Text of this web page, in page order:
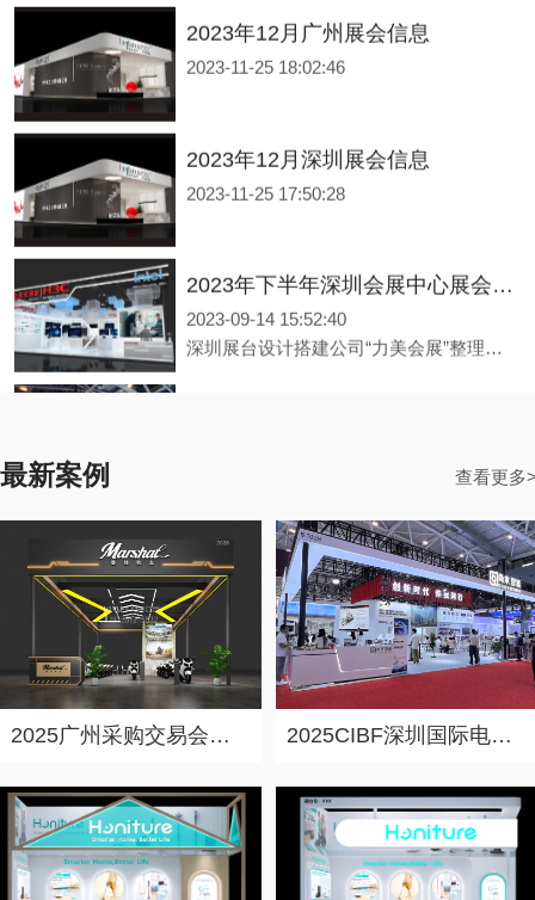
2023年12月广州展会信息
2023-11-25 18:02:46
2023年12月深圳展会信息
2023-11-25 17:50:28
2023年下半年深圳会展中心展会排期信息，展台设计搭建公司推荐
2023-09-14 15:52:40
深圳展台设计搭建公司“力美会展”整理了深圳部分展会主办方公布2023年10-12月开展日期供大家参考—本表信息来源于主办公开信息等。 深圳展会数量众多，都在哪里举行？展会排期具体在什么时间段？接下来由广东展台设计搭建公司【力美会展科技】来为大家推荐：各位小伙伴一定要翻到底部看看评论哦！本篇文章仅供参考，具体开展时间请以主办方信息为主。
深圳展台设计搭建公司“力美会展”整理了深圳部分展会主办方公布2023年10-12月开展日期供大家参考—本表信息来源于主办公开信息等。 深圳展会数量众多，都在哪里举行？展会排期具体在什么时间段？接下来由广东展台设计搭建公司【力美会展科技】来为大家推荐：各位小伙伴一定要翻到底部看看评论哦！本篇文章仅供参考，具体开展时间请以主办方信息为主。
2023年下半年广州广交会展馆展会排期信息，展台设计搭建公司推荐
2023-09-14 15:42:32
广州展台设计搭建公司“力美会展”整理了广州部分展会主办方公布2023年10-12月开展日期供大家参考—本表信息来源于主办公开信息等。 广州展会数量众多，都在哪里举行？展会排期具体在什么时间段？接下来由广东展台设计搭建公司【力美会展科技】来为大家推荐：各位小伙伴一定要翻到底部看看评论哦！本篇文章仅供参考，具体开展时间请以主办方信息为主。
2023年下半年广州保利世贸博览馆展会排期信息，展台设计搭建公司推荐
2023-09-14 15:38:51
广州展台设计搭建公司“力美会展”整理了广州部分展会主办方公布2023年10-12月开展日期供大家参考—本表信息来源于主办公开信息等。 广州展会数量众多，都在哪里举行？展会排期具体在什么时间段？接下来由广东展台设计搭建公司【力美会展科技】来为大家推荐：各位小伙伴一定要翻到底部看看评论哦！本篇文章仅供参考，具体开展时间请以主办方信息为主。
2023年北京展会排期信息
2023-01-04 20:42:47
最新案例 查看更多
2025广州采购交易会展台设计搭建案例-香帅机车 2025CIBF深圳国际电池技术展展台设计搭建案例-尚水智能